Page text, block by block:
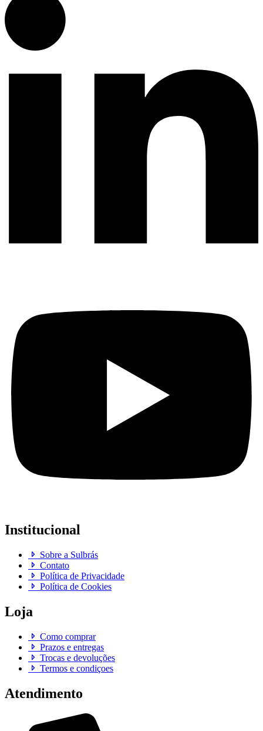
Institucional
Sobre a Sulbrás
Contato
Política de Privacidade
Política de Cookies
Loja
Como comprar
Prazos e entregas
Trocas e devoluções
Termos e condiçoes
Atendimento